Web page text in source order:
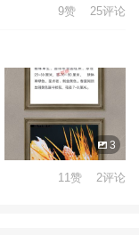
9赞 25评论
3
11赞 2评论